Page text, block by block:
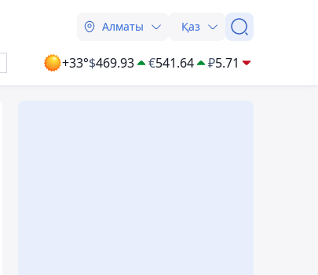
Алматы Қаз
+33°$469.93 €541.64 ₽5.71